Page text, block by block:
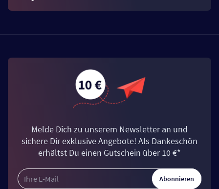
Melde Dich zu unserem Newsletter an und
sichere Dir exklusive Angebote! Als Dankeschön
erhältst Du einen Gutschein über 10 €*
Abonnieren